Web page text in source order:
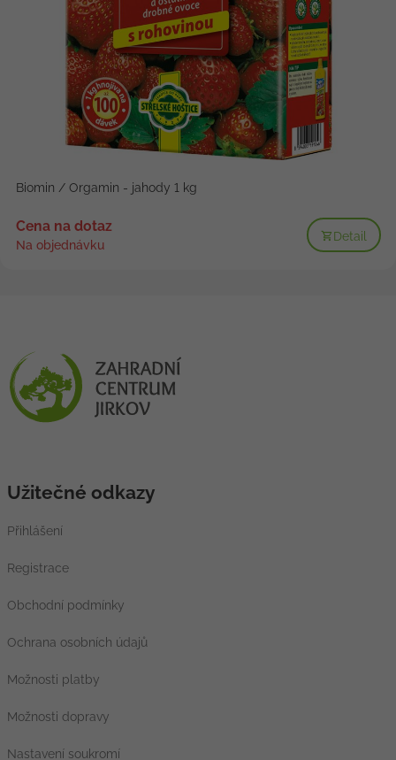
Biomin / Orgamin - jahody 1 kg
Cena na dotaz
Na objednávku
Detail
Užitečné odkazy
Přihlášení
Registrace
Obchodní podmínky
Ochrana osobních údajů
Možnosti platby
Možnosti dopravy
Nastavení soukromí